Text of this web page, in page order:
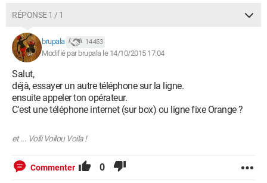
RÉPONSE 1 / 1
brupala 14 453
Modifié par brupala le 14/10/2015 17:04
Salut,
déjà, essayer un autre téléphone sur la ligne.
ensuite appeler ton opérateur.
C'est une téléphone internet (sur box) ou ligne fixe Orange ?
et ... Voili Voilou Voila !
Commenter 0